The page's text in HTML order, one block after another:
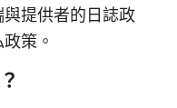
提供者的日誌政
策。